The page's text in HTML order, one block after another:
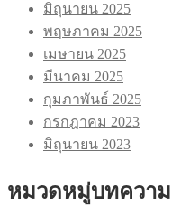
มิถุนายน 2025
พฤษภาคม 2025
เมษายน 2025
มีนาคม 2025
กุมภาพันธ์ 2025
กรกฎาคม 2023
มิถุนายน 2023
หมวดหมู่บทความ